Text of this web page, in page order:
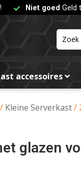
Niet goed Geld
accessoires
/ Kleine Serverkast/
glazen